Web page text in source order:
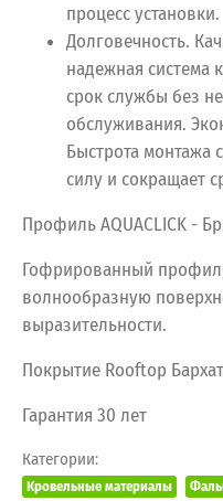
процесс установки.
Долговечность.
надежная система
срок службы без
обслуживания.
Быстрота монтажа
силу и сокращает
Профиль AQUACLICK -
Гофрированный
волнообразную
выразительности.
Покрытие Rooftop
Гарантия 30 лет
Категории:
Кровельные материалы